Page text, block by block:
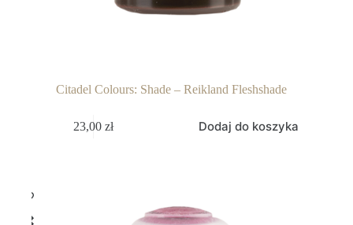
Citadel Colours: Shade – Reikland Fleshshade
23,00zł Dodaj do koszyka